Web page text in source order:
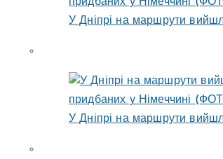
У Дніпрі на маршрути
У Дніпрі на маршрути